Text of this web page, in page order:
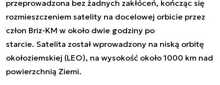
przeprowadzona bez żadnych zakłóceń, kończąc się
rozmieszczeniem satelity na docelowej orbicie przez
człon Briz-KM w około dwie godziny po
starcie. Satelita został wprowadzony na niską orbitę
okołoziemskiej (LEO), na wysokość około 1000 km nad
powierzchnią Ziemi.